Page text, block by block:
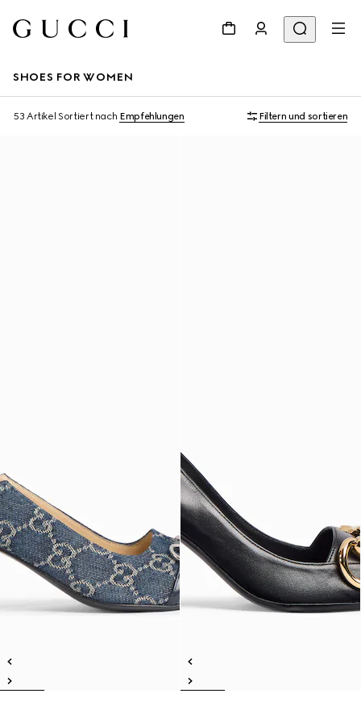
SHOES FOR WOMEN
53 Artikel Sortiert nach Empfehlungen Filtern und sortieren